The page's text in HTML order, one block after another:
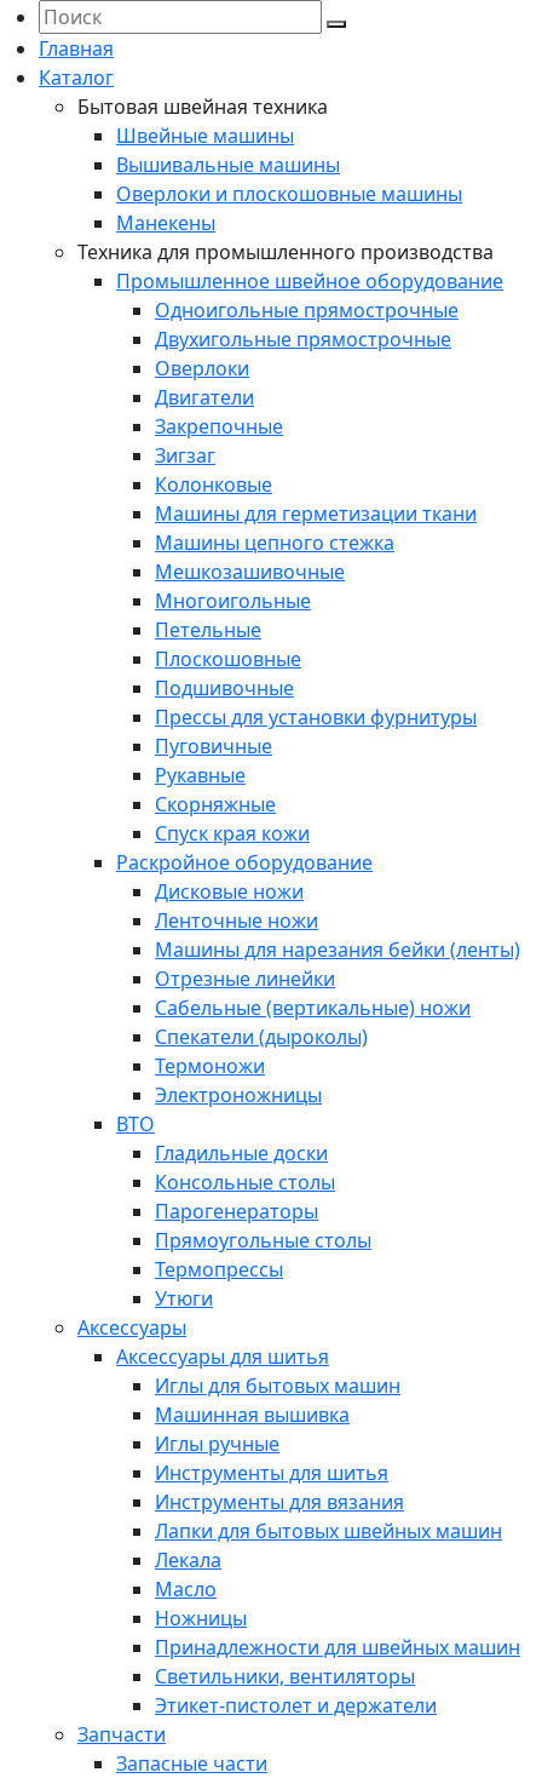
Главная
Каталог
Бытовая швейная техника
Швейные машины
Вышивальные машины
Оверлоки и плоскошовные машины
Манекены
Техника для промышленного производства
Промышленное швейное оборудование
Одноигольные прямострочные
Двухигольные прямострочные
Оверлоки
Двигатели
Закрепочные
Зигзаг
Колонковые
Машины для герметизации ткани
Машины цепного стежка
Мешкозашивочные
Многоигольные
Петельные
Плоскошовные
Подшивочные
Прессы для установки фурнитуры
Пуговичные
Рукавные
Скорняжные
Спуск края кожи
Раскройное оборудование
Дисковые ножи
Ленточные ножи
Машины для нарезания бейки (ленты)
Отрезные линейки
Сабельные (вертикальные) ножи
Спекатели (дыроколы)
Термоножи
Электроножницы
ВТО
Гладильные доски
Консольные столы
Парогенераторы
Прямоугольные столы
Термопрессы
Утюги
Аксессуары
Аксессуары для шитья
Иглы для бытовых машин
Машинная вышивка
Иглы ручные
Инструменты для шитья
Инструменты для вязания
Лапки для бытовых швейных машин
Лекала
Масло
Ножницы
Принадлежности для швейных машин
Светильники, вентиляторы
Этикет-пистолет и держатели
Запчасти
Запасные части